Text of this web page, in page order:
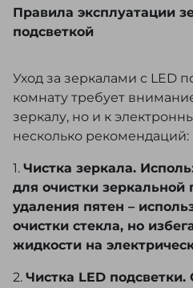
Правила эксплуатации
подсветкой
Уход за зеркалами с LED
комнату требует
зеркалу, но и к
несколько рекомендаций:
1. Чистка зеркала.
для очистки зеркальной
удаления пятен –
очистки стекла, но
жидкости на
2. Чистка LED